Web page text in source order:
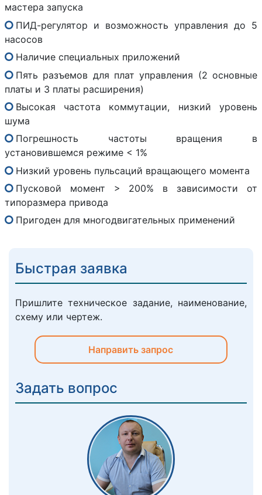
мастера запуска
ПИД-регулятор и возможность управления до 5
насосов
Наличие специальных приложений
Пять разъемов для плат управления (2 основные
платы и 3 платы расширения)
Высокая частота коммутации, низкий уровень
шума
Погрешность частоты вращения в
установившемся режиме < 1%
Низкий уровень пульсаций вращающего момента
Пусковой момент > 200% в зависимости от
типоразмера привода
Пригоден для многодвигательных применений
Быстрая заявка
Пришлите техническое задание, наименование,
схему или чертеж.
Направить запрос
Задать вопрос